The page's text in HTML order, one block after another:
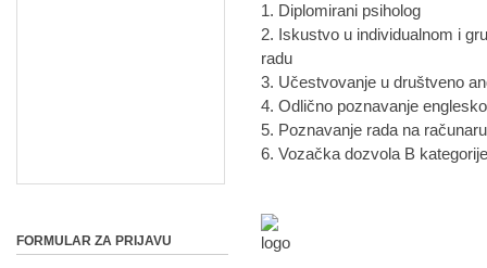
1. Diplomirani psiholog
2. Iskustvo u individualnom i
radu
3. Učestvovanje u društveno
4. Odlično poznavanje
5. Poznavanje rada na
6. Vozačka dozvola B
FORMULAR ZA PRIJAVU